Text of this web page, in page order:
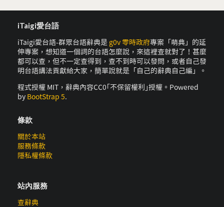
iTaigi愛台語
iTaigi愛台語-群眾台語辭典是 g0v 零時政府專案「萌典」的延
伸專案，想知道一個詞的台語怎麼說，來這裡查就對了！甚麼
都可以查，但不一定查得到，查不到時可以發問，或者自己發
明台語講法貢獻給大家，簡單說就是「自己的辭典自己編」。
程式授權 MIT，辭典內容CC0｢不保留權利｣授權。Powered
by BootStrap 5.
條款
關於本站
服務條款
隱私權條款
站內服務
查辭典